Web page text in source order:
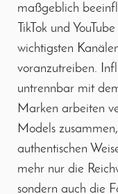
maßgeblich
TikTok und
wichtigsten
voranzutreiben.
untrennbar mit
Marken arbeiten
Models
authentischen
mehr nur die
sondern auch die